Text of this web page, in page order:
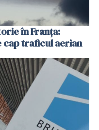
în Franţa:
cap traficul aerian